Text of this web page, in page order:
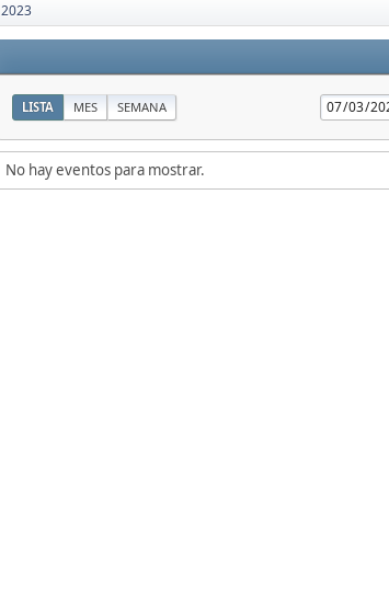
2023
LISTA MES SEMANA
No hay eventos para mostrar.